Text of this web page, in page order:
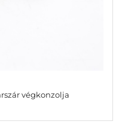
végkonzolja